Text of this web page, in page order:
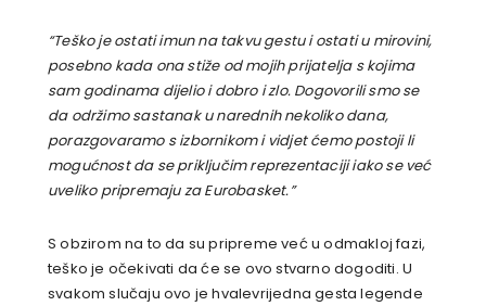
“Teško je ostati imun na takvu gestu i ostati u mirovini,
posebno kada ona stiže od mojih prijatelja s kojima
sam godinama dijelio i dobro i zlo. Dogovorili smo se
da održimo sastanak u narednih nekoliko dana,
porazgovaramo s izbornikom i vidjet ćemo postoji li
mogućnost da se priključim reprezentaciji iako se već
uveliko pripremaju za Eurobasket.”
S obzirom na to da su pripreme već u odmakloj fazi,
teško je očekivati da će se ovo stvarno dogoditi. U
svakom slučaju ovo je hvalevrijedna gesta legende